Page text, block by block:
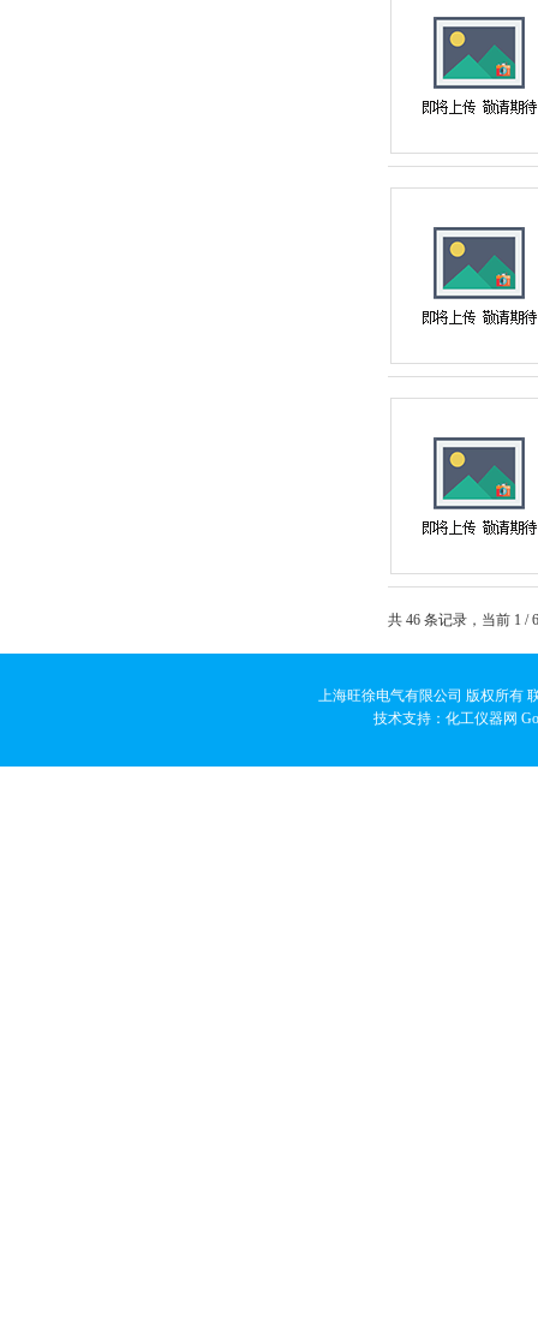
共 46 条记录，当前 1
上海旺徐电气有限公司 版权所有
技术支持：化工仪器网